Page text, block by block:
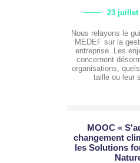
23 juillet
Nous relayons le
MEDEF sur la
entreprise. Les
concernent
organisations,
taille ou leur
MOOC «
changement
les Solutions